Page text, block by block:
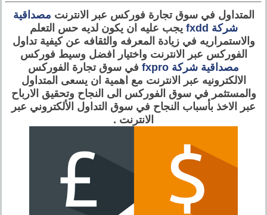
المتداول في سوق تجارة فوركس عبر الانترنت مصداقية
شركة fxdd
يجب عليه ان يكون لديه حس التعلم
والاستمراريه في زيادة المعرفه والثقافه عن كيفية تداول
الفوركس عبر الانترنت واختيار افضل وسيط فوركس
مصداقية شركة fxpro
في سوق تجارة الفوركس
الالكترونيه عبر الانترنت مع اهمية ان يسعى المتداول
والمستثمر في سوق الفوركس الى النجاح وتحقيق الارباح
عبر الاخذ بأسباب النجاح في سوق التداول الألكتروني عبر
الانترنت .